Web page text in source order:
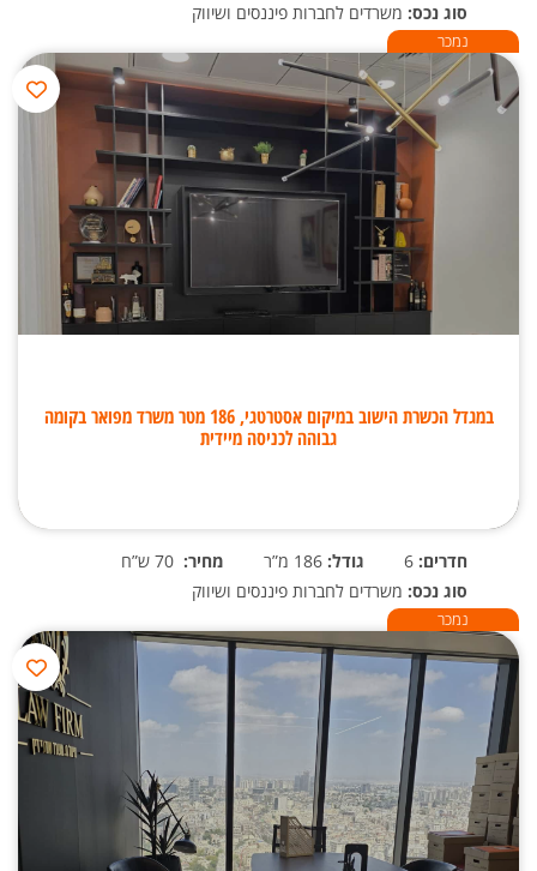
סוג נכס: משרדים לחברות פיננסים ושיווק
נמכר
במגדל הכשרת הישוב במיקום אסטרטגי, 186 מטר משרד מפואר בקומה
גבוהה לכניסה מיידית
חדרים: גודל: מחיר:
סוג נכס: משרדים לחברות פיננסים ושיווק
נמכר